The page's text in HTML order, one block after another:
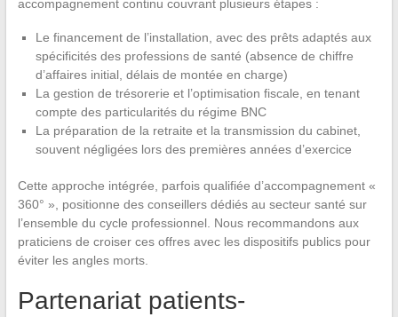
accompagnement continu couvrant plusieurs étapes :
Le financement de l’installation, avec des prêts adaptés aux
spécificités des professions de santé (absence de chiffre
d’affaires initial, délais de montée en charge)
La gestion de trésorerie et l’optimisation fiscale, en tenant
compte des particularités du régime BNC
La préparation de la retraite et la transmission du cabinet,
souvent négligées lors des premières années d’exercice
Cette approche intégrée, parfois qualifiée d’accompagnement «
360° », positionne des conseillers dédiés au secteur santé sur
l’ensemble du cycle professionnel. Nous recommandons aux
praticiens de croiser ces offres avec les dispositifs publics pour
éviter les angles morts.
Partenariat patients-